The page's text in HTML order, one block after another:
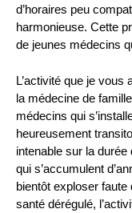
d’horaires peu
harmonieuse. Cette
de jeunes médecins
L’activité que je
la médecine de
médecins qui
heureusement
intenable sur la
qui s’accumulent
bientôt exploser faute
santé dérégulé,